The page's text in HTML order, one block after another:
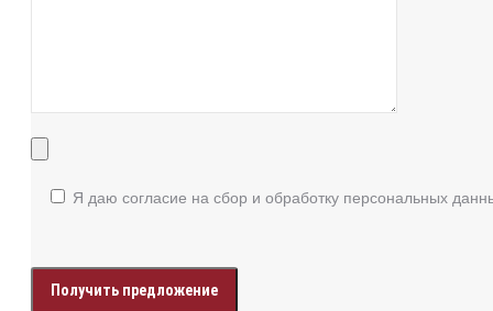
Я даю согласие на сбор и обработку персональных
your
data